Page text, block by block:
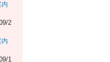
2
1